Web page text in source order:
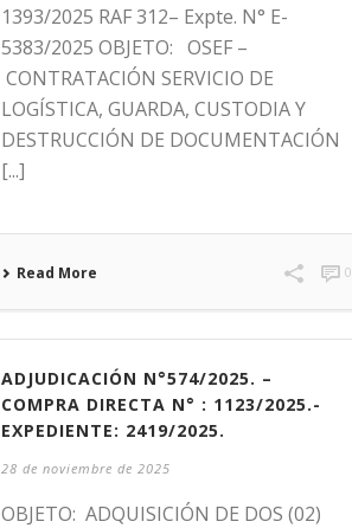
1393/2025 RAF 312– Expte. N° E-
5383/2025 OBJETO: OSEF –
CONTRATACIÓN SERVICIO DE
LOGÍSTICA, GUARDA, CUSTODIA Y
DESTRUCCIÓN DE DOCUMENTACIÓN
[...]
Read More 0
ADJUDICACIÓN N°574/2025. –
COMPRA DIRECTA N° : 1123/2025.-
EXPEDIENTE: 2419/2025.
28 de noviembre de 2025
OBJETO: ADQUISICIÓN DE DOS (02)